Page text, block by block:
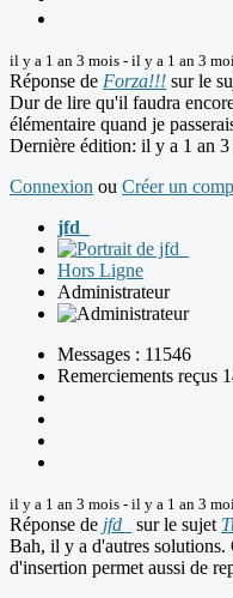
il y a 1 an 3 mois - il y a 1 an 3
Réponse de Forza!!! sur le
Dur de lire qu'il faudra
élémentaire quand je
Dernière édition: il y a 1 an
Connexion ou Créer un
jfd_
Hors Ligne
Administrateur
Messages : 11546
Remerciements reçus
il y a 1 an 3 mois - il y a 1 an 3
Réponse de jfd_ sur le sujet
Bah, il y a d'autres solutions.
d'insertion permet aussi de